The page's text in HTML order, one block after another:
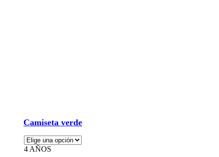
Camiseta verde
4 AÑOS